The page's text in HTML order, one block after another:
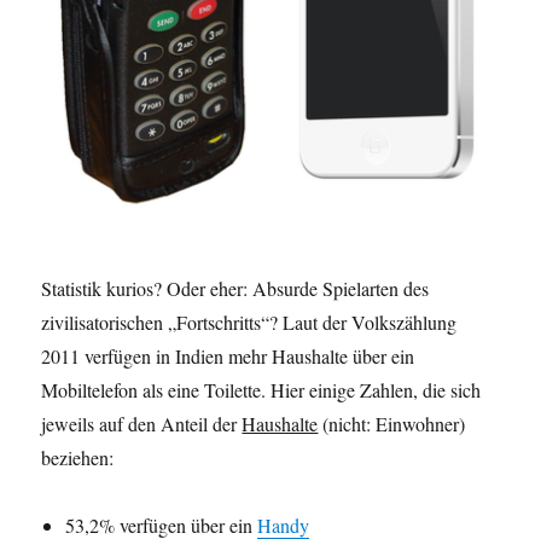
Statistik kurios? Oder eher: Absurde Spielarten des
zivilisatorischen „Fortschritts“? Laut der Volkszählung
2011 verfügen in Indien mehr Haushalte über ein
Mobiltelefon als eine Toilette. Hier einige Zahlen, die sich
jeweils auf den Anteil derHaushalte(nicht: Einwohner)
beziehen:
53,2% verfügen über einHandy